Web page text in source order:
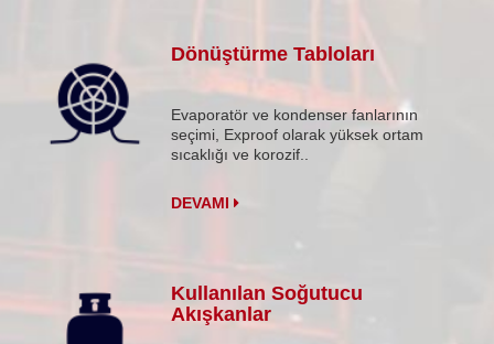
Dönüştürme Tabloları
Evaporatör ve kondenser fanlarının
seçimi, Exproof olarak yüksek ortam
sıcaklığı ve korozif..
DEVAMI
Kullanılan Soğutucu
Akışkanlar